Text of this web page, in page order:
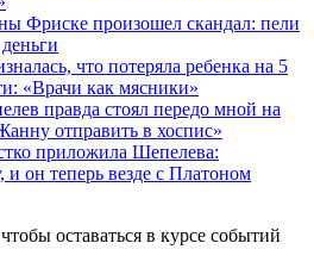
Фриске произошел скандал: пели
что потеряла ребенка на 5
«Врачи как мясники»
правда стоял передо мной на
отправить в хоспис»
приложила Шепелева:
он теперь везде с Платоном
оставаться в курсе событий